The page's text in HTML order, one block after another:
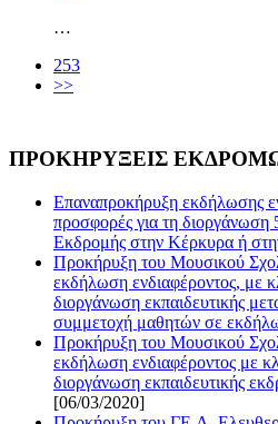
…
253
>>
ΠΡΟΚΗΡΥΞΕΙΣ
Επαναπροκήρυξη εκδήλωσης
προσφορές για τη διοργάνωση
Εκδρομής στην Κέρκυρα ή
Προκήρυξη του Μουσικού
εκδήλωση ενδιαφέροντος, με
διοργάνωση εκπαιδευτικής
συμμετοχή μαθητών σε
Προκήρυξη του Μουσικού
εκδήλωση ενδιαφέροντος με
διοργάνωση εκπαιδευτικής
[06/03/2020]